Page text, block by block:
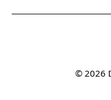
© 2026